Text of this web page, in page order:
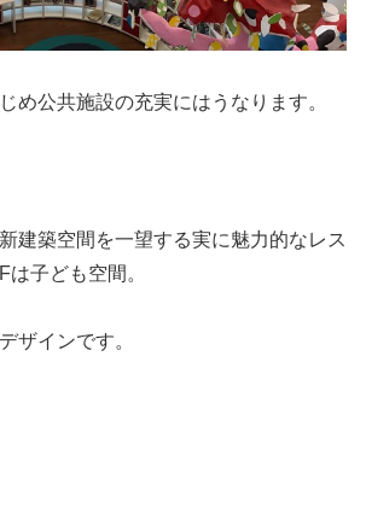
め公共施設の充実にはうなります。
建築空間を一望する実に魅力的なレス
は子ども空間。
ザインです。